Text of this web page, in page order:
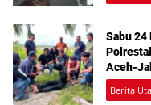
Sabu 24
Aceh-
Berita